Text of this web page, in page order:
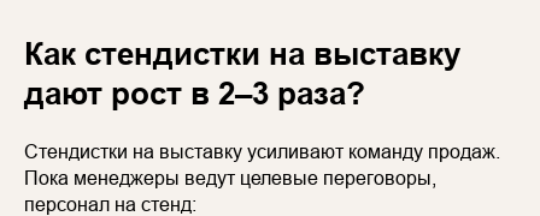
Как стендистки на выставку
дают рост в 2–3 раза?
Стендистки на выставку усиливают команду продаж.
Пока менеджеры ведут целевые переговоры,
персонал на стенд: